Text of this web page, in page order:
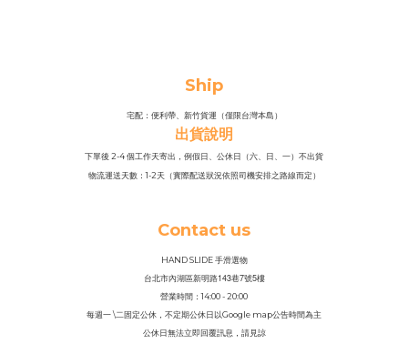
Ship
宅配：便利帶、新竹貨運（僅限台灣本島）
出貨說明
下單後 2-4 個工作天寄出，例假日、公休日（六、日、一）不出貨
物流運送天數：1-2天（實際配送狀況依照司機安排之路線而定）
Contact us
HAND SLIDE 手滑選物
台北市內湖區新明路143巷7號5樓
營業時間：14:00 - 20:00
每週一 \二固定公休，不定期公休日以Google map公告時間為主
公休日無法立即回覆訊息，請見諒